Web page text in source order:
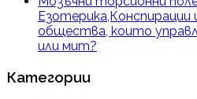
Езотерика,Конспирации
общества, които
или мит?
Категории